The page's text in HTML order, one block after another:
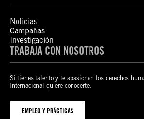
Noticias
Campañas
Investigación
TRABAJA CON NOSOTROS
Si tienes talento y te apasionan los derechos
Internacional quiere conocerte.
EMPLEO Y PRÁCTICAS